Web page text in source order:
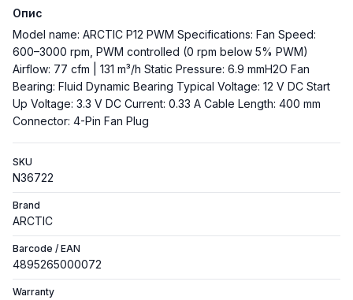
Опис
Model name: ARCTIC P12 PWM Specifications: Fan Speed:
600–3000 rpm, PWM controlled (0 rpm below 5% PWM)
Airflow: 77 cfm | 131 m³/h Static Pressure: 6.9 mmH2O Fan
Bearing: Fluid Dynamic Bearing Typical Voltage: 12 V DC Start
Up Voltage: 3.3 V DC Current: 0.33 A Cable Length: 400 mm
Connector: 4-Pin Fan Plug
SKU
N36722
Brand
ARCTIC
Barcode / EAN
4895265000072
Warranty